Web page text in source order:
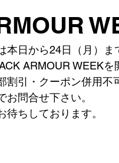
本日から24日（月）
ARMOUR WEEKを
引・クーポン併用不
問合せ下さい。
待ちしております。